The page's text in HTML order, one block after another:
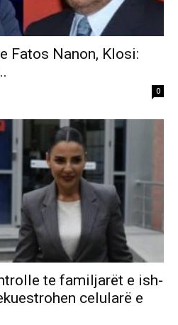
Fatos Nanon, Klosi:
0
te familjarët e ish-
celularë e